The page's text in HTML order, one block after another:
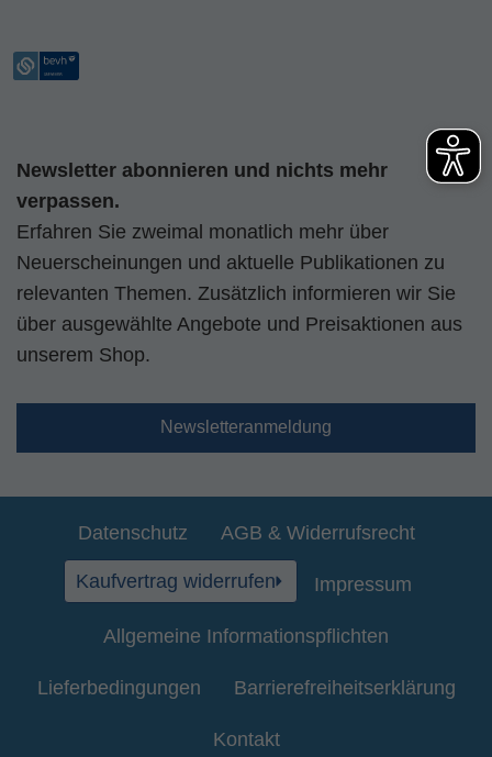
Newsletter abonnieren und nichts mehr
verpassen.
Erfahren Sie zweimal monatlich mehr über
Neuerscheinungen und aktuelle Publikationen zu
relevanten Themen. Zusätzlich informieren wir Sie
über ausgewählte Angebote und Preisaktionen aus
unserem Shop.
Newsletteranmeldung
Datenschutz AGB & Widerrufsrecht
Kaufvertrag widerrufen Impressum
Allgemeine Informationspflichten
Lieferbedingungen Barrierefreiheitserklärung
Kontakt